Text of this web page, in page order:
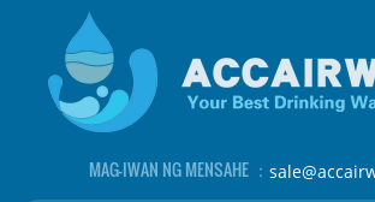
MAG-IWAN NG MENSAHE ：